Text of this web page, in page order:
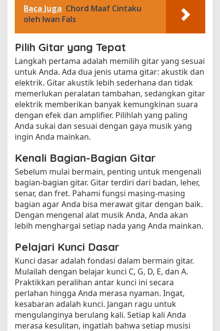
Baca Juga Chord Maaf Cintaku
oleh Iwan Fals
Pilih Gitar yang Tepat
Langkah pertama adalah memilih gitar yang sesuai
untuk Anda. Ada dua jenis utama gitar: akustik dan
elektrik. Gitar akustik lebih sederhana dan tidak
memerlukan peralatan tambahan, sedangkan gitar
elektrik memberikan banyak kemungkinan suara
dengan efek dan amplifier. Pilihlah yang paling
Anda sukai dan sesuai dengan gaya musik yang
ingin Anda mainkan.
Kenali Bagian-Bagian Gitar
Sebelum mulai bermain, penting untuk mengenali
bagian-bagian gitar. Gitar terdiri dari badan, leher,
senar, dan fret. Pahami fungsi masing-masing
bagian agar Anda bisa merawat gitar dengan baik.
Dengan mengenal alat musik Anda, Anda akan
lebih menghargai setiap nada yang Anda mainkan.
Pelajari Kunci Dasar
Kunci dasar adalah fondasi dalam bermain gitar.
Mulailah dengan belajar kunci C, G, D, E, dan A.
Praktikkan peralihan antar kunci ini secara
perlahan hingga Anda merasa nyaman. Ingat,
kesabaran adalah kunci. Jangan ragu untuk
mengulanginya berulang kali. Setiap kali Anda
merasa kesulitan, ingatlah bahwa setiap musisi